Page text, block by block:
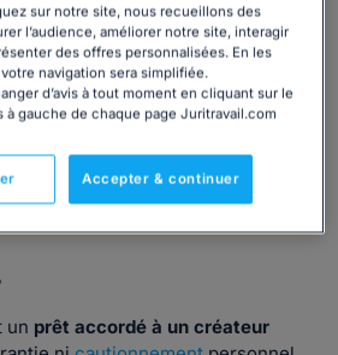
vous avez droit ainsi que les
en bénéficier.
réponses, 2 modèles de
explicatives.
dossier sur les aides
un prêt accordé à un créateur
sur notre site, nous recueillons des
l’audience, améliorer notre site, interagir
des offres personnalisées. En les
navigation sera simplifiée.
d’avis à tout moment en cliquant sur le
à gauche de chaque page Juritravail.com
Accepter & continuer